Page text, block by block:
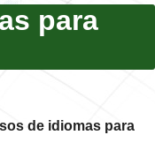
para
de idiomas para